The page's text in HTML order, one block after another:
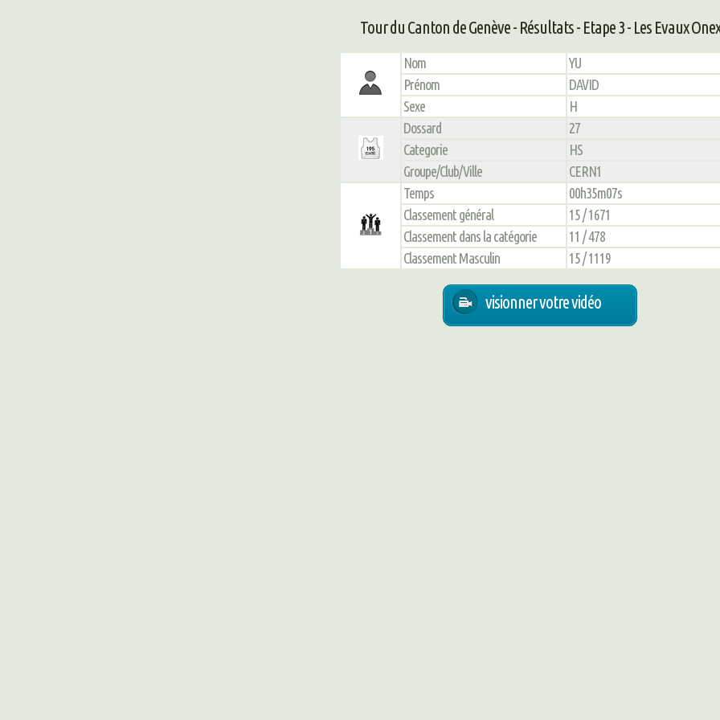
Tour du Canton de Genève - Résultats - Etape 3 - Les Evaux Onex
Nom
YU
Prénom
DAVID
Sexe
H
Dossard
27
Categorie
HS
Groupe/Club/Ville
CERN1
Temps
00h35m07s
Classement général
15 / 1671
Classement dans la catégorie
11 / 478
Classement Masculin
15 / 1119
visionner votre vidéo